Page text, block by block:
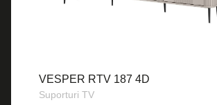
VESPER RTV 187 4D
Suporturi TV